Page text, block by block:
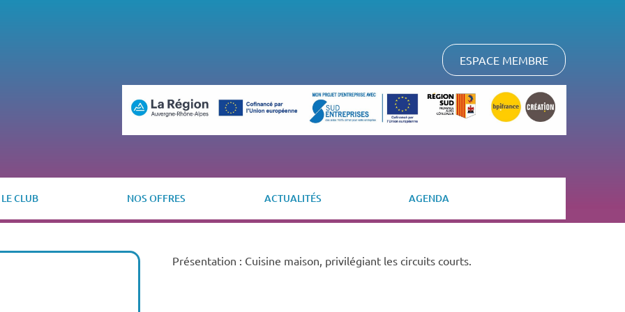
ESPACE MEMBRE
LE CLUB NOS OFFRES ACTUALITÉS AGENDA
Présentation : Cuisine maison, privilégiant les circuits courts.